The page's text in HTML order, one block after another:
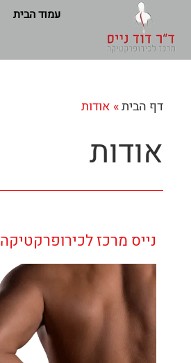
לתוכן עמוד הבית
דף הבית» אודות
אודות
נייס מרכז לכירופרקטיקה